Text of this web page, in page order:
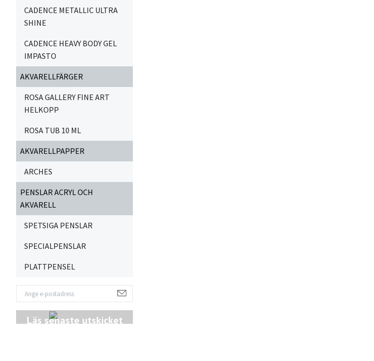
CADENCE METALLIC ULTRA
SHINE
CADENCE HEAVY BODY GEL
IMPASTO
AKVARELLFÄRGER
ROSA GALLERY FINE ART
HELKOPP
ROSA TUB 10 ML
AKVARELLPAPPER
ARCHES
PENSLAR ACRYL OCH
AKVARELL
SPETSIGA PENSLAR
SPECIALPENSLAR
PLATTPENSEL
Läs senaste utskicket